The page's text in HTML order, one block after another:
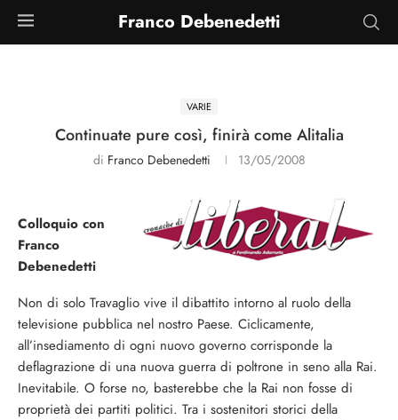
Franco Debenedetti
VARIE
Continuate pure così, finirà come Alitalia
di Franco Debenedetti 13/05/2008
Colloquio con
Franco
Debenedetti
Non di solo Travaglio vive il dibattito intorno al ruolo della
televisione pubblica nel nostro Paese. Ciclicamente,
all’insediamento di ogni nuovo governo corrisponde la
deflagrazione di una nuova guerra di poltrone in seno alla Rai.
Inevitabile. O forse no, basterebbe che la Rai non fosse di
proprietà dei partiti politici. Tra i sostenitori storici della